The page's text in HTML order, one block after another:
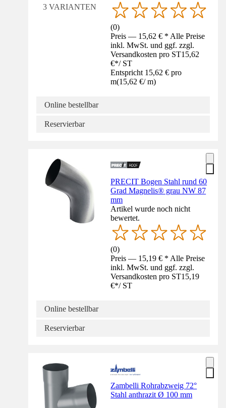
3 VARIANTEN
(0)
Preis — 15,62 € * Alle Preise
inkl. MwSt. und ggf. zzgl.
Versandkosten pro ST15,62
€*/ ST
Entspricht 15,62 € pro
m(15,62 €/ m)
Online bestellbar
Reservierbar
PRECIT Bogen Stahl rund 60
Grad Magnelis® grau NW 87
mm
Artikel wurde noch nicht
bewertet.
(0)
Preis — 15,19 € * Alle Preise
inkl. MwSt. und ggf. zzgl.
Versandkosten pro ST15,19
€*/ ST
Online bestellbar
Reservierbar
Zambelli Rohrabzweig 72°
Stahl anthrazit Ø 100 mm